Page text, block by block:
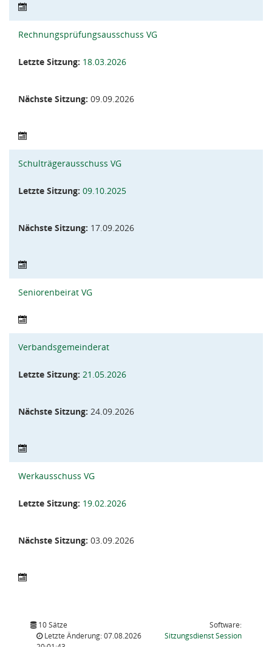
Rechnungsprüfungsausschuss VG
Letzte Sitzung: 18.03.2026
Nächste Sitzung: 09.09.2026
Schulträgerausschuss VG
Letzte Sitzung: 09.10.2025
Nächste Sitzung: 17.09.2026
Seniorenbeirat VG
Verbandsgemeinderat
Letzte Sitzung: 21.05.2026
Nächste Sitzung: 24.09.2026
Werkausschuss VG
Letzte Sitzung: 19.02.2026
Nächste Sitzung: 03.09.2026
10 Sätze
Letzte Änderung: 07.08.2026
Software:
SitzungsdienstSession(Wird in